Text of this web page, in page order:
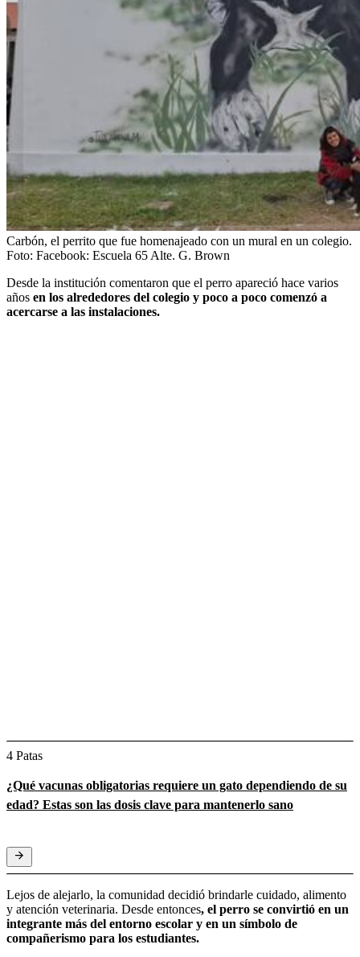
Carbón, el perrito que fue homenajeado con un mural en un colegio.
Foto: Facebook: Escuela 65 Alte. G. Brown
Desde la institución comentaron que el perro apareció hace varios
años en los alrededores del colegio y poco a poco comenzó a
acercarse a las instalaciones.
4 Patas
¿Qué vacunas obligatorias requiere un gato dependiendo de su
edad? Estas son las dosis clave para mantenerlo sano
Lejos de alejarlo, la comunidad decidió brindarle cuidado, alimento
y atención veterinaria. Desde entonces, el perro se convirtió en un
integrante más del entorno escolar y en un símbolo de
compañerismo para los estudiantes.